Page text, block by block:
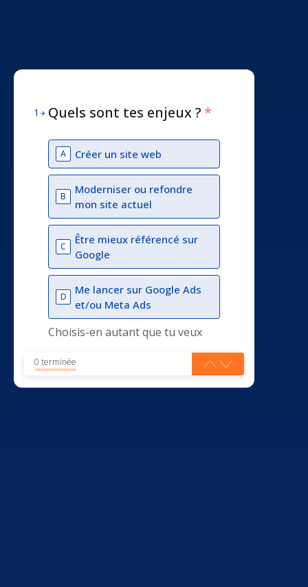
1 Quels sont tes enjeux ? *
A Créer un site web
B
Moderniser ou refondre
mon site actuel
C
Être mieux référencé sur
Google
D
Me lancer sur Google Ads
et/ou Meta Ads
Choisis-en autant que tu veux
0 terminée